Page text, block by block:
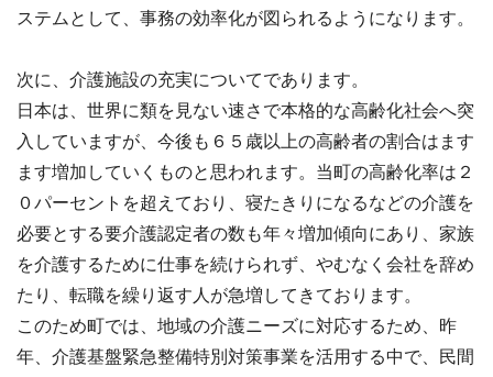
ステムとして、事務の効率化が図られるようになります。
次に、介護施設の充実についてであります。
日本は、世界に類を見ない速さで本格的な高齢化社会へ突
入していますが、今後も６５歳以上の高齢者の割合はます
ます増加していくものと思われます。当町の高齢化率は２
０パーセントを超えており、寝たきりになるなどの介護を
必要とする要介護認定者の数も年々増加傾向にあり、家族
を介護するために仕事を続けられず、やむなく会社を辞め
たり、転職を繰り返す人が急増してきております。
このため町では、地域の介護ニーズに対応するため、昨
年、介護基盤緊急整備特別対策事業を活用する中で、民間